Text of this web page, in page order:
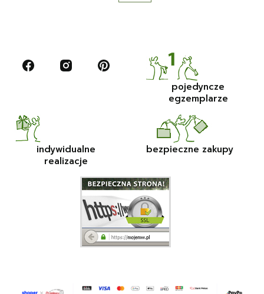
pojedyncze
egzemplarze
indywidualne
realizacje
bezpieczne zakupy